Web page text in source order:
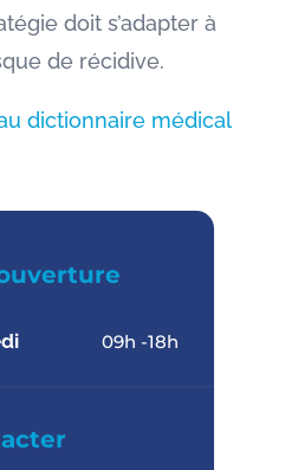
doit s’adapter à
de récidive.
dictionnaire médical
09h -18h